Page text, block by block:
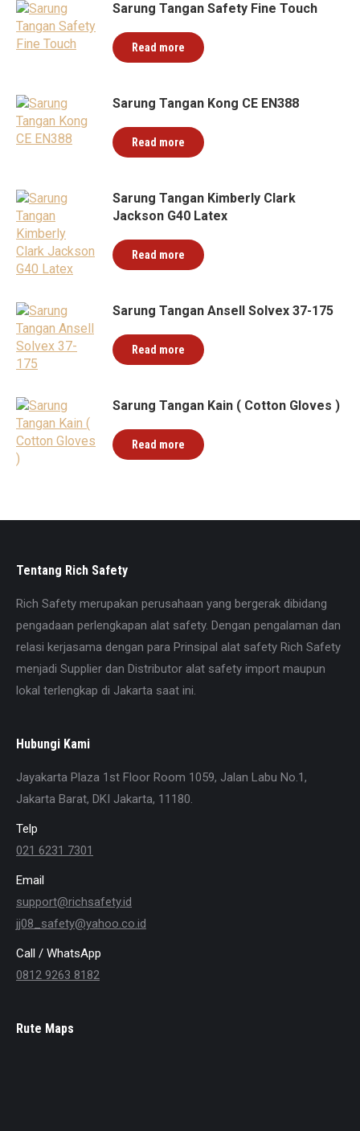
Sarung Tangan Safety Fine Touch
Read more
Sarung Tangan Kong CE EN388
Read more
Sarung Tangan Kimberly Clark
Jackson G40 Latex
Read more
Sarung Tangan Ansell Solvex 37-175
Read more
Sarung Tangan Kain ( Cotton Gloves )
Read more
Tentang Rich Safety
Rich Safety merupakan perusahaan yang bergerak dibidang
pengadaan perlengkapan alat safety. Dengan pengalaman dan
relasi kerjasama dengan para Prinsipal alat safety Rich Safety
menjadi Supplier dan Distributor alat safety import maupun
lokal terlengkap di Jakarta saat ini.
Hubungi Kami
Jayakarta Plaza 1st Floor Room 1059, Jalan Labu No.1,
Jakarta Barat, DKI Jakarta, 11180.
Telp
021 6231 7301
Email
support@richsafety.id
jj08_safety@yahoo.co.id
Call / WhatsApp
0812 9263 8182
Rute Maps